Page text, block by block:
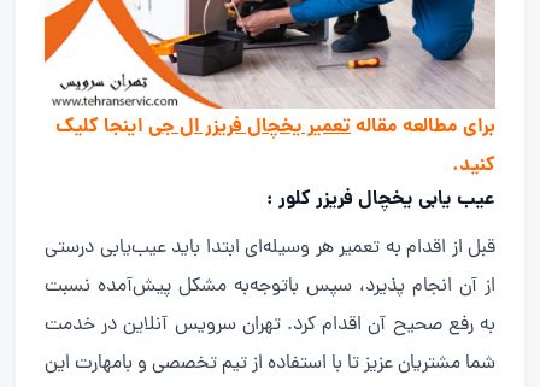
برای مطالعه مقالهتعمیر یخچال فریزر ال جی اینجا کلیک
کنید.
عیب یابی یخچال فریزر کلور :
قبل از اقدام به تعمیر هر وسیله‌ای ابتدا باید عیب‌یابی درستی
از آن انجام پذیرد، سپس باتوجه‌به مشکل پیش‌آمده نسبت
به رفع صحیح آن اقدام کرد. تهران سرویس آنلاین در خدمت
شما مشتریان عزیز تا با استفاده از تیم تخصصی و بامهارت این